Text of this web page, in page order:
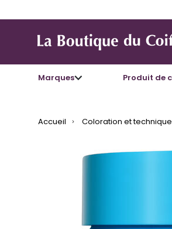
Marques Produit de
Accueil Coloration et technique